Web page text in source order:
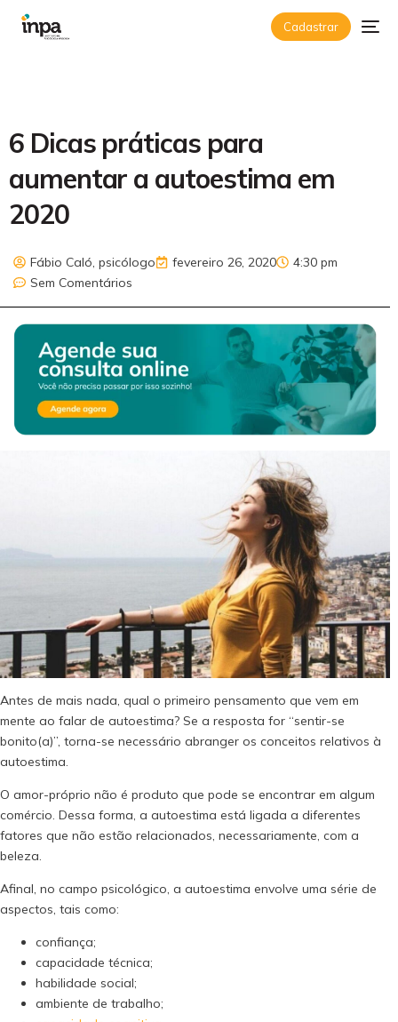
Cadastrar
6 Dicas práticas para
aumentar a autoestima em
2020
Fábio Caló, psicólogo fevereiro 26, 2020
4:30 pm
Sem Comentários
Antes de mais nada, qual o primeiro pensamento que vem em
mente ao falar de autoestima? Se a resposta for “sentir-se
bonito(a)”, torna-se necessário abranger os conceitos relativos à
autoestima.
O amor-próprio não é produto que pode se encontrar em algum
comércio. Dessa forma, a autoestima está ligada a diferentes
fatores que não estão relacionados, necessariamente, com a
beleza.
Afinal, no campo psicológico, a autoestima envolve uma série de
aspectos, tais como:
confiança;
capacidade técnica;
habilidade social;
ambiente de trabalho;